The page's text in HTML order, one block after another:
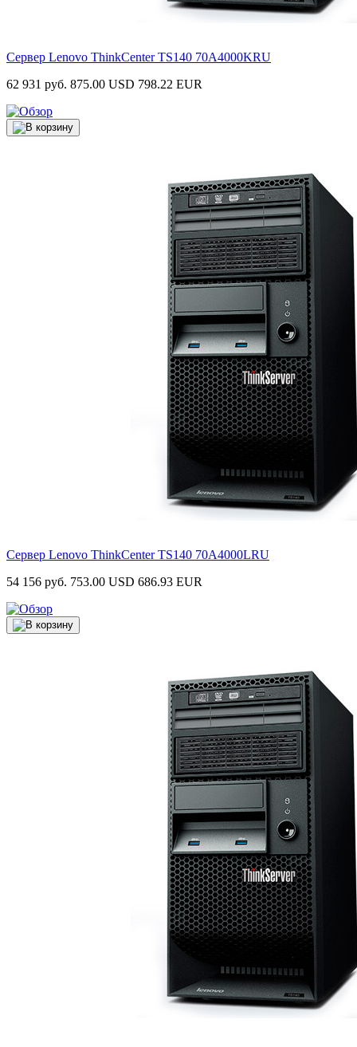
Сервер Lenovo ThinkCenter TS140 70A4000KRU
62 931 руб. 875.00 USD 798.22 EUR
Сервер Lenovo ThinkCenter TS140 70A4000LRU
54 156 руб. 753.00 USD 686.93 EUR